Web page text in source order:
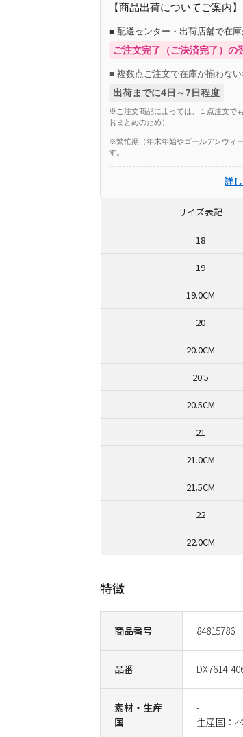
商品番号 84815786
品番 DX7614-
素材・生産
国
-
生産国：
【商品出荷についてご案内】
■ 配送センター・出荷店舗で在
ご注文完了（ご決済完了）の
■ 複数点ご注文で在庫が揃わない
出荷までに4日～7日程度
※ご注文商品によっては、１点注文で
おまとめのため）
※繁忙期（年末年始やゴールデンウィ
す。
詳
特徴
サイズ表記
18
19
19.0CM
20
20.0CM
20.5
20.5CM
21
21.0CM
21.5CM
22
22.0CM